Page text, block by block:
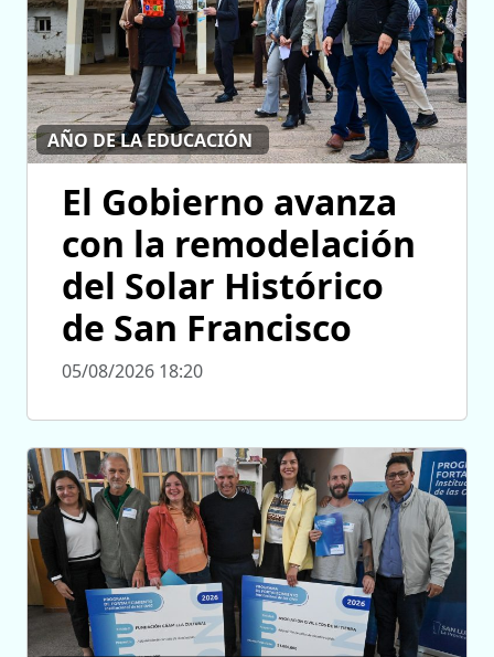
AÑO DE LA EDUCACIÓN
El Gobierno avanza
con la remodelación
del Solar Histórico
de San Francisco
05/08/2026 18:20